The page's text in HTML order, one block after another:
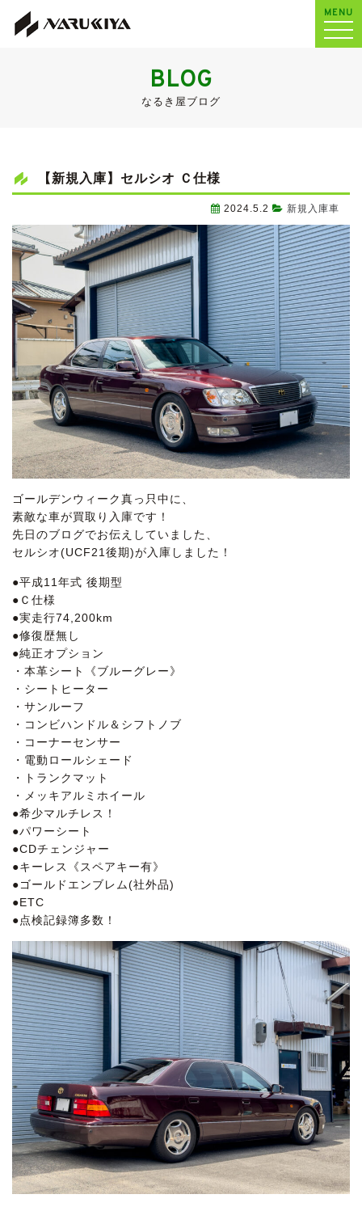
MENU
BLOG
なるき屋ブログ
【新規入庫】セルシオ Ｃ仕様
2024.5.2 新規入庫車
ゴールデンウィーク真っ只中に、
素敵な車が買取り入庫です！
先日のブログでお伝えしていました、
セルシオ(UCF21後期)が入庫しました！
●平成11年式 後期型
●Ｃ仕様
●実走行74,200km
●修復歴無し
●純正オプション
・本革シート《ブルーグレー》
・シートヒーター
・サンルーフ
・コンビハンドル＆シフトノブ
・コーナーセンサー
・電動ロールシェード
・トランクマット
・メッキアルミホイール
●希少マルチレス！
●パワーシート
●CDチェンジャー
●キーレス《スペアキー有》
●ゴールドエンブレム(社外品)
●ETC
●点検記録簿多数！